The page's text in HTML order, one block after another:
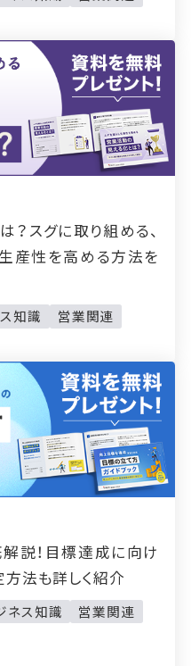
？スグに取り組める、
産性を高める方法を
知識 営業関連
説！目標達成に向け
法も詳しく紹介
ネス知識
営業関連